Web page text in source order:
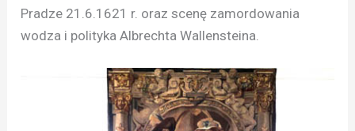
Pradze 21.6.1621 r. oraz scenę zamordowania
wodza i polityka Albrechta Wallensteina.